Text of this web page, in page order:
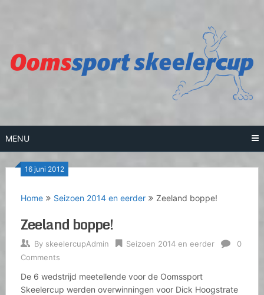
MENU
16 juni 2012
Home Seizoen 2014 en eerder Zeeland boppe!
Zeeland boppe!
By skeelercupAdmin Seizoen 2014 en eerder
0
Comments
De 6 wedstrijd meetellende voor de Oomssport
Skeelercup werden overwinningen voor Dick Hoogstrate